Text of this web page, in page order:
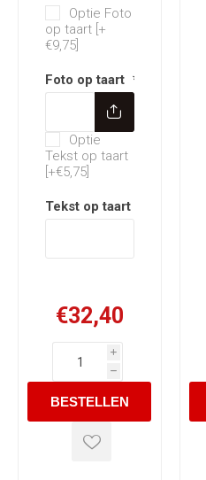
Optie Foto
op taart [+
€9,75]
Foto op taart *
Optie Tekst op
Optie
Tekst op taart
[+€5,75]
Tekst op taart
€32,40
i
h